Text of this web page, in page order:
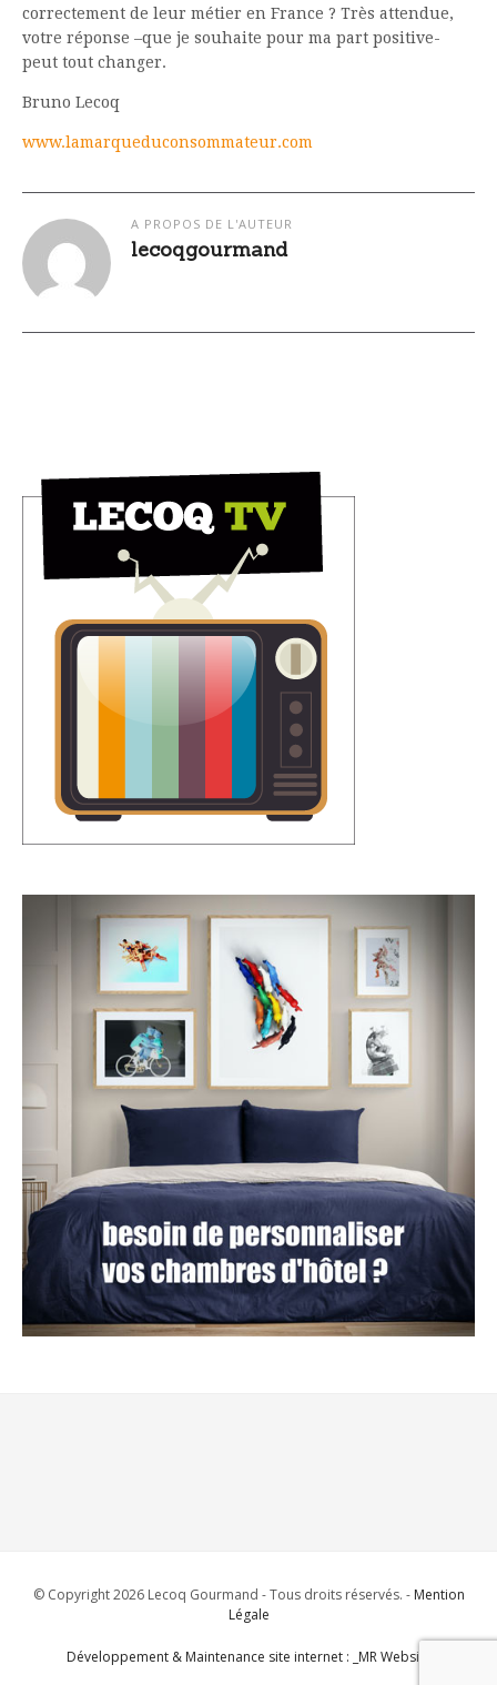
correctement de leur métier en France ? Très attendue,
votre réponse –que je souhaite pour ma part positive-
peut tout changer.
Bruno Lecoq
www.lamarqueduconsommateur.com
A PROPOS DE L'AUTEUR
lecoqgourmand
© Copyright 2026 Lecoq Gourmand - Tous droits réservés. - Mention
Légale
Développement & Maintenance site internet : _MR Website